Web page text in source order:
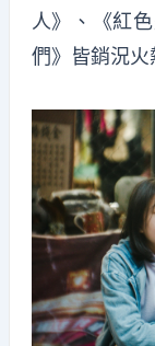
人》、《紅
們》皆銷況火